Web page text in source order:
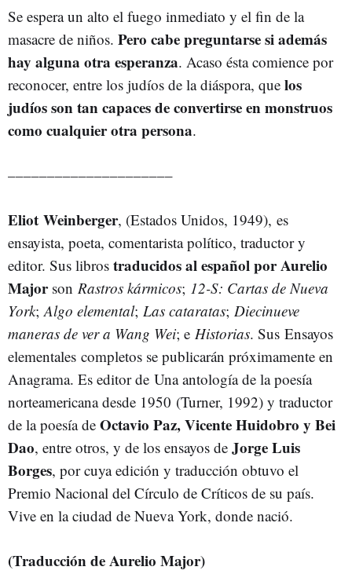
Se espera un alto el fuego inmediato y el fin de la
masacre de niños. Pero cabe preguntarse si además
hay alguna otra esperanza. Acaso ésta comience por
reconocer, entre los judíos de la diáspora, que los
judíos son tan capaces de convertirse en monstruos
como cualquier otra persona.
–––––––––––––––––––––
Eliot Weinberger, (Estados Unidos, 1949), es
ensayista, poeta, comentarista político, traductor y
editor. Sus libros traducidos al español por Aurelio
Majorson Rastros kármicos; 12-S: Cartas de Nueva
York;Algo elemental; Las cataratas; Diecinueve
maneras de ver a Wang Wei; e Historias. Sus Ensayos
elementales completos se publicarán próximamente en
Anagrama. Es editor de Una antología de la poesía
norteamericana desde 1950 (Turner, 1992) y traductor
de la poesía de Octavio Paz, Vicente Huidobro y Bei
Dao, entre otros, y de los ensayos de Jorge Luis
Borges, por cuya edición y traducción obtuvo el
Premio Nacional del Círculo de Críticos de su país.
Vive en la ciudad de Nueva York, donde nació.
(Traducción de Aurelio Major)